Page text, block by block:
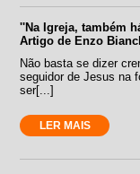
''Na Igreja, também
Artigo de Enzo
Não basta se dizer
seguidor de Jesus na
ser[...]
LER MAIS